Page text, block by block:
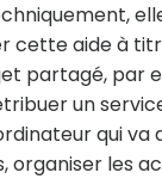
cette aide à
partagé, par
un
qui
les